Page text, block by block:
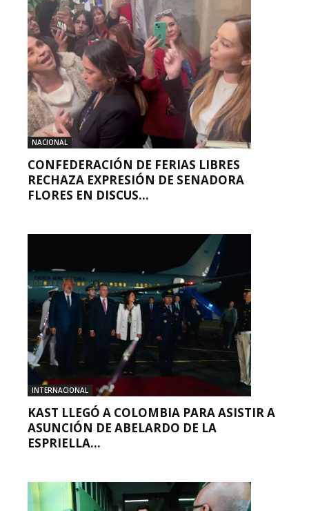
NACIONAL
CONFEDERACIÓN DE FERIAS LIBRES
RECHAZA EXPRESIÓN DE SENADORA
FLORES EN DISCUS...
INTERNACIONAL
KAST LLEGÓ A COLOMBIA PARA ASISTIR A
ASUNCIÓN DE ABELARDO DE LA
ESPRIELLA...